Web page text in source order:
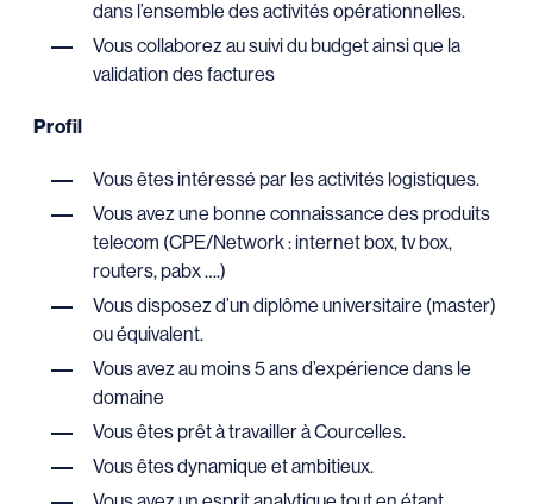
dans l’ensemble des activités opérationnelles.
Vous collaborez au suivi du budget ainsi que la
validation des factures
Profil
Vous êtes intéressé par les activités logistiques.
Vous avez une bonne connaissance des produits
telecom (CPE/Network : internet box, tv box,
routers, pabx ….)
Vous disposez d’un diplôme universitaire (master)
ou équivalent.
Vous avez au moins 5 ans d’expérience dans le
domaine
Vous êtes prêt à travailler à Courcelles.
Vous êtes dynamique et ambitieux.